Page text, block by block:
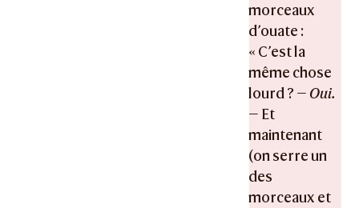
morceaux
d’ouate :
« C’est la
même chose
lourd ? — Oui.
— Et
maintenant
(on serre un
des
morceaux et